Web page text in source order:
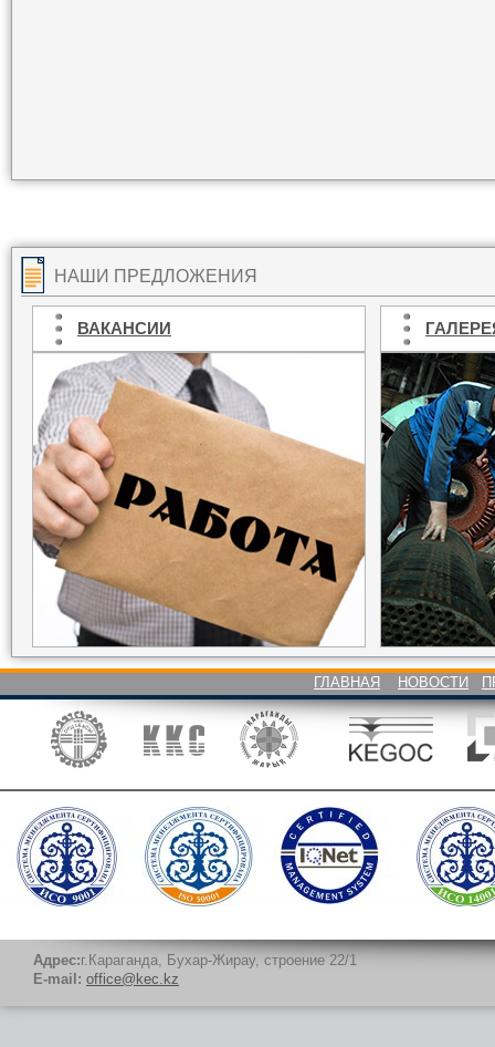
НАШИ ПРЕДЛОЖЕНИЯ
ВАКАНСИИ
ГЛАВНАЯ НОВОСТИ
Адрес:г.Караганда, Бухар-Жирау, строение 22/1
E-mail: office@kec.kz